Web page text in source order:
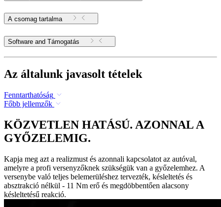
A csomag tartalma
Software and Támogatás
Az általunk javasolt tételek
Fenntarthatóság
Főbb jellemzők
KÖZVETLEN HATÁSÚ. AZONNAL A
GYŐZELEMIG.
Kapja meg azt a realizmust és azonnali kapcsolatot az autóval,
amelyre a profi versenyzőknek szükségük van a győzelemhez. A
versenybe való teljes belemerüléshez tervezték, késleltetés és
absztrakció nélkül - 11 Nm erő és megdöbbentően alacsony
késleltetésű reakció.